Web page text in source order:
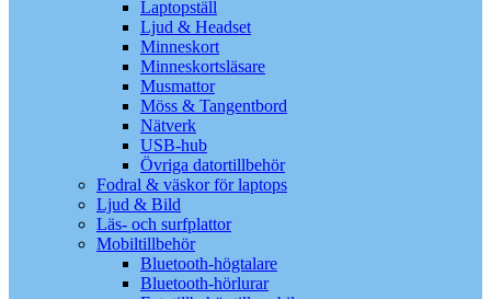
Laptopställ
Ljud & Headset
Minneskort
Minneskortsläsare
Musmattor
Möss & Tangentbord
Nätverk
USB-hub
Övriga datortillbehör
Fodral & väskor för laptops
Ljud & Bild
Läs- och surfplattor
Mobiltillbehör
Bluetooth-högtalare
Bluetooth-hörlurar